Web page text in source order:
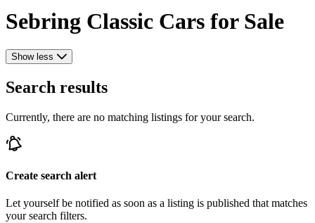
Sebring Classic Cars for Sale
Show less
Search results
Currently, there are no matching listings for your search.
Create search alert
Let yourself be notified as soon as a listing is published that matches
your search filters.